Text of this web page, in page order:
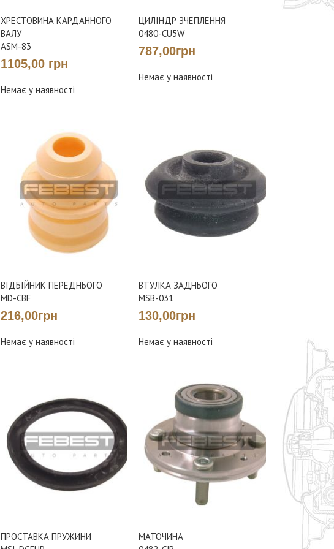
ХРЕСТОВИНА КАРДАННОГО
ВАЛУ
ASM-83
1105,00 грн
Немає у наявності
ЦИЛІНДР ЗЧЕПЛЕННЯ
0480-CU5W
787,00грн
Немає у наявності
ВІДБІЙНИК ПЕРЕДНЬОГО
MD-CBF
216,00грн
Немає у наявності
ВТУЛКА ЗАДНЬОГО
MSB-031
130,00грн
Немає у наявності
ПРОСТАВКА ПРУЖИНИ
МАТОЧИНА